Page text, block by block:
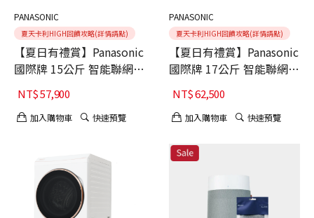
PANASONIC
夏天卡利HIGH回饋攻略(詳情請點)
【夏日有禮賞】Panasonic
國際牌 15公斤 智能聯網系
列 變頻溫水 熱泵式滾筒洗
衣機 NA-V150RPH-W 舊機
回收+基本安裝
NT$57,900
加入購物車 快速預覽
PANASONIC
夏天卡利HIGH回饋攻略(詳情請點)
【夏日有禮賞】Panasonic
國際牌 17公斤 智能聯網系
列 變頻溫水 熱泵式滾筒洗
衣機 NA-V170RPH-K 舊機
回收+基本安裝
NT$62,500
加入購物車 快速預覽